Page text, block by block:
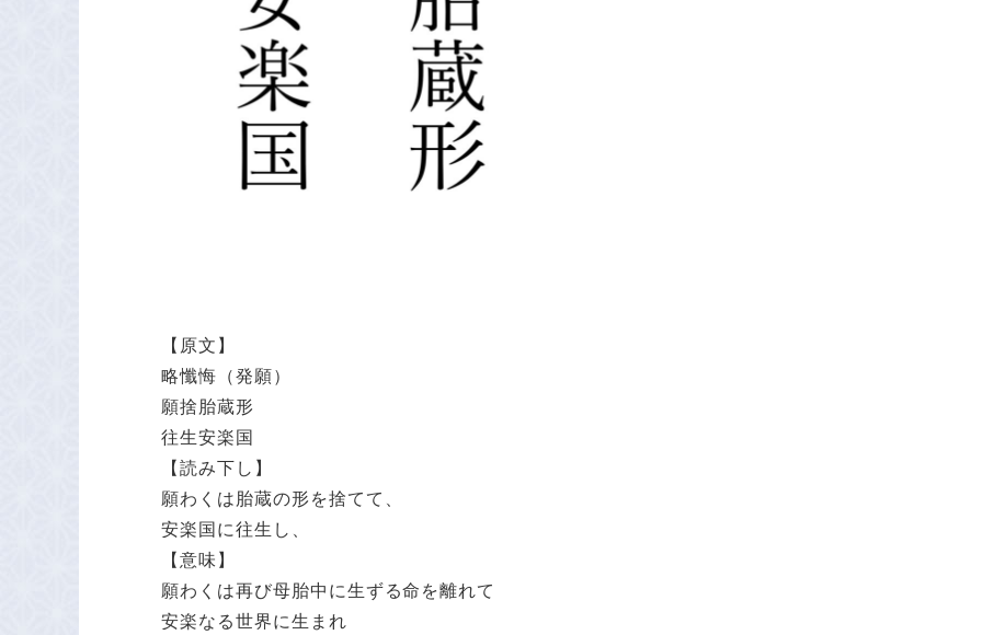
【原文】
略懺悔（発願）
願捨胎蔵形
往生安楽国
【読み下し】
願わくは胎蔵の形を捨てて、
安楽国に往生し、
【意味】
願わくは再び母胎中に生ずる命を離れて
安楽なる世界に生まれ